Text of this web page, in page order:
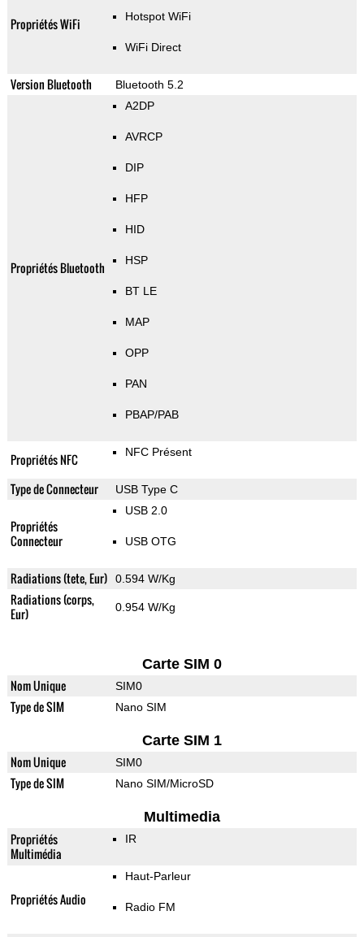
Propriétés WiFi Hotspot WiFi
WiFi Direct
Version Bluetooth Bluetooth 5.2
Propriétés Bluetooth
A2DP
AVRCP
DIP
HFP
HID
HSP
BT LE
MAP
OPP
PAN
PBAP/PAB
Propriétés NFC NFC Présent
Type de Connecteur USB Type C
Propriétés
Connecteur
USB 2.0
USB OTG
Radiations (tete, Eur) 0.594 W/Kg
Radiations (corps,
Eur)
0.954 W/Kg
Carte SIM 0
Nom Unique SIM0
Type de SIM Nano SIM
Carte SIM 1
Nom Unique SIM0
Type de SIM Nano SIM/MicroSD
Multimedia
Propriétés
Multimédia
IR
Propriétés Audio
Haut-Parleur
Radio FM